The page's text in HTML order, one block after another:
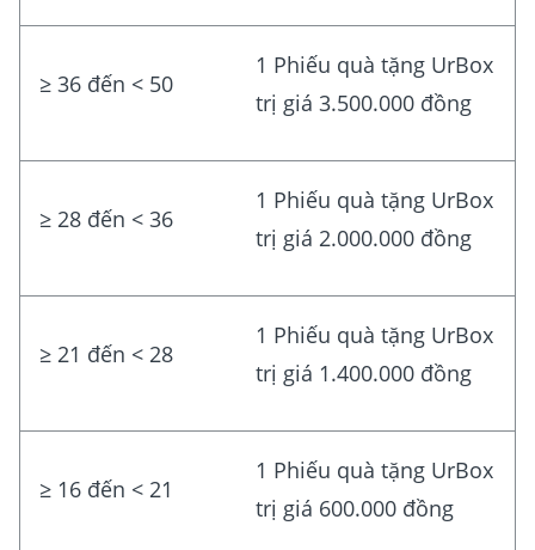
≥ 36 đến < 50
1 Phiếu quà tặng UrBox
trị giá 3.500.000 đồng
≥ 28 đến < 36
1 Phiếu quà tặng UrBox
trị giá 2.000.000 đồng
≥ 21 đến < 28
1 Phiếu quà tặng UrBox
trị giá 1.400.000 đồng
≥ 16 đến < 21
1 Phiếu quà tặng UrBox
trị giá 600.000 đồng